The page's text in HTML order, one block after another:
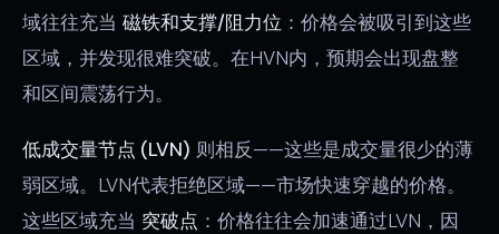
域往往充当 磁铁和支撑/阻力位 ：价格会被吸引到这些
区域，并发现很难突破。在HVN内，预期会出现盘整
和区间震荡行为。
低成交量节点 (LVN) 则相反——这些是成交量很少的薄
弱区域。LVN代表拒绝区域——市场快速穿越的价格。
这些区域充当 突破点 ：价格往往会加速通过LVN，因